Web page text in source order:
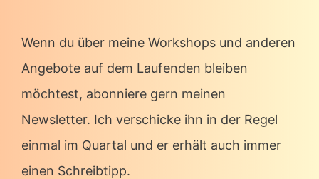
Wenn du über meine Workshops und anderen
Angebote auf dem Laufenden bleiben
möchtest, abonniere gern meinen
Newsletter. Ich verschicke ihn in der Regel
einmal im Quartal und er erhält auch immer
einen Schreibtipp.